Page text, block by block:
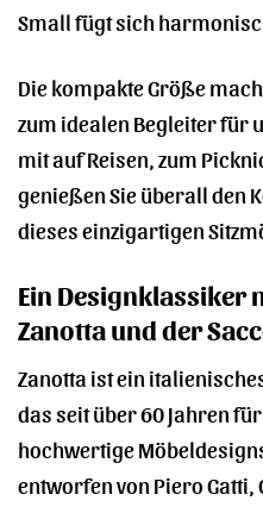
Small fügt sich
Die kompakte Größe
zum idealen Begleiter für
mit auf Reisen, zum
genießen Sie überall den
dieses einzigartigen
Ein Designklassiker
Zanotta und der
Zanotta ist ein
das seit über 60 Jahren
hochwertige
entworfen von Piero